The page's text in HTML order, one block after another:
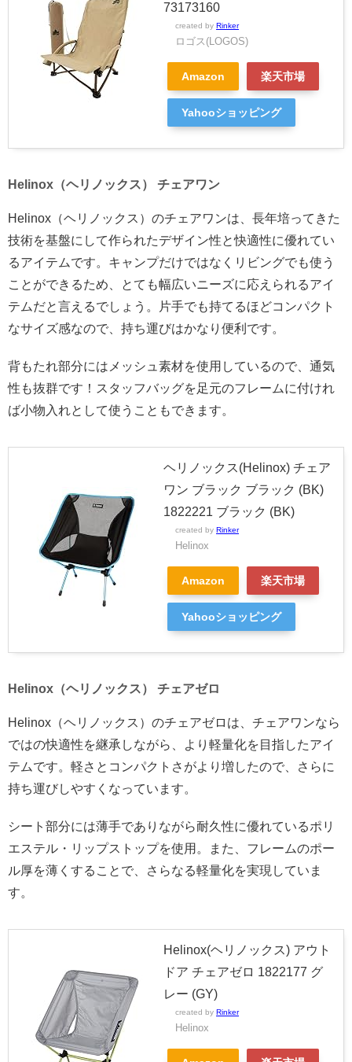
73173160
created by Rinker
ロゴス(LOGOS)
Amazon 楽天市場
Yahooショッピング
Helinox（ヘリノックス） チェアワン
Helinox（ヘリノックス）のチェアワンは、長年培ってきた
技術を基盤にして作られたデザイン性と快適性に優れてい
るアイテムです。キャンプだけではなくリビングでも使う
ことができるため、とても幅広いニーズに応えられるアイ
テムだと言えるでしょう。片手でも持てるほどコンパクト
なサイズ感なので、持ち運びはかなり便利です。
背もたれ部分にはメッシュ素材を使用しているので、通気
性も抜群です！スタッフバッグを足元のフレームに付けれ
ば小物入れとして使うこともできます。
ヘリノックス(Helinox) チェア
ワン ブラック ブラック (BK)
1822221 ブラック (BK)
created by Rinker
Helinox
Amazon 楽天市場
Yahooショッピング
Helinox（ヘリノックス） チェアゼロ
Helinox（ヘリノックス）のチェアゼロは、チェアワンなら
ではの快適性を継承しながら、より軽量化を目指したアイ
テムです。軽さとコンパクトさがより増したので、さらに
持ち運びしやすくなっています。
シート部分には薄手でありながら耐久性に優れているポリ
エステル・リップストップを使用。また、フレームのポー
ル厚を薄くすることで、さらなる軽量化を実現していま
す。
Helinox(ヘリノックス) アウト
ドア チェアゼロ 1822177 グ
レー (GY)
created by Rinker
Helinox